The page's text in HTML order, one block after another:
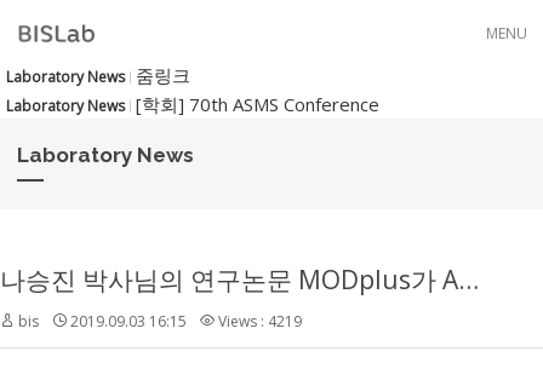
MENU
Laboratory News 줌링크
Laboratory News [학회] 70th ASMS Conference
Laboratory News
나승진 박사님의 연구논문 MODplus가 Analytical Chemistry에 게제되었습니다.
bis 2019.09.03 16:15 Views : 4219